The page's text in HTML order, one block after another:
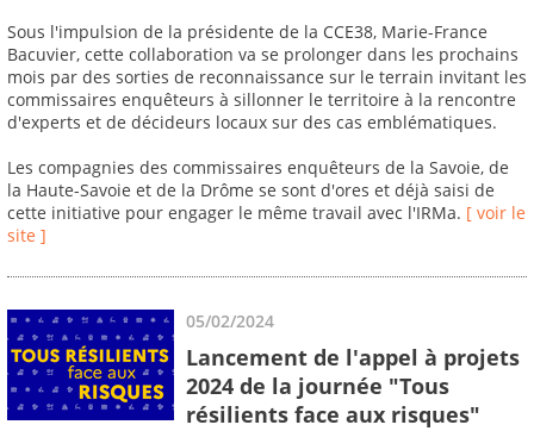
Sous l'impulsion de la présidente de la CCE38, Marie-France
Bacuvier, cette collaboration va se prolonger dans les prochains
mois par des sorties de reconnaissance sur le terrain invitant les
commissaires enquêteurs à sillonner le territoire à la rencontre
d'experts et de décideurs locaux sur des cas emblématiques.
Les compagnies des commissaires enquêteurs de la Savoie, de
la Haute-Savoie et de la Drôme se sont d'ores et déjà saisi de
cette initiative pour engager le même travail avec l'IRMa. [ voir le
site ]
05/02/2024
Lancement de l'appel à projets
2024 de la journée "Tous
résilients face aux risques"